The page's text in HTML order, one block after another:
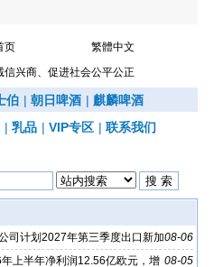
页
繁體中文
信兴商、促进社会公平公正
伯 | 朝日啤酒 | 麒麟啤酒
| 乳品 | VIP专区 | 联系我们
08-06
司计划2027年第三季度出口新加
08-05
上半年净利润12.56亿欧元，增